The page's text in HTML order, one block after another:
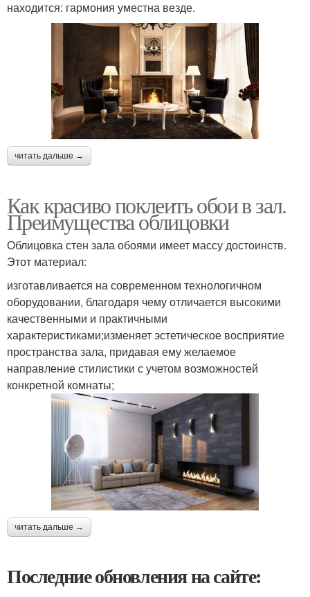
находится: гармония уместна везде.
читать дальше →
Как красиво поклеить обои в зал.
Преимущества облицовки
Облицовка стен зала обоями имеет массу достоинств.
Этот материал:
изготавливается на современном технологичном
оборудовании, благодаря чему отличается высокими
качественными и практичными
характеристиками;изменяет эстетическое восприятие
пространства зала, придавая ему желаемое
направление стилистики с учетом возможностей
конкретной комнаты;
читать дальше →
Последние обновления на сайте: